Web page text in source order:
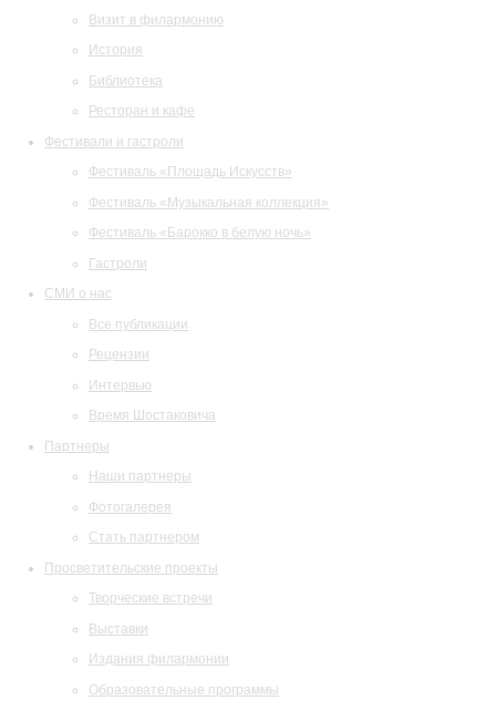
Визит в филармонию
История
Библиотека
Ресторан и кафе
Фестивали и гастроли
Фестиваль «Площадь Искусств»
Фестиваль «Музыкальная коллекция»
Фестиваль «Барокко в белую ночь»
Гастроли
СМИ о нас
Все публикации
Рецензии
Интервью
Время Шостаковича
Партнеры
Наши партнеры
Фотогалерея
Стать партнером
Просветительские проекты
Творческие встречи
Выставки
Издания филармонии
Образовательные программы